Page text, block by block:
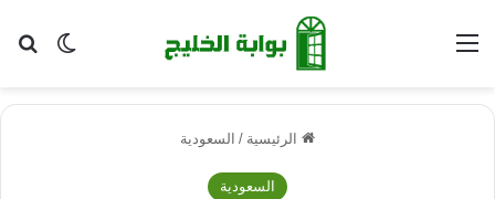
الوضع القائمة
الرئيسية / السعودية
السعودية